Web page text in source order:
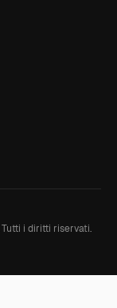
Tutti i diritti riservati.